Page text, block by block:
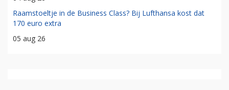
Raamstoeltje in de Business Class? Bij Lufthansa kost dat
170 euro extra
05 aug 26